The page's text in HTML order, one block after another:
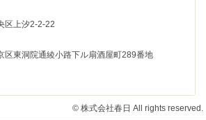
上汐2-2-22
東洞院通綾小路下ル扇酒屋町289番地
© 株式会社春日 All rights reserved.